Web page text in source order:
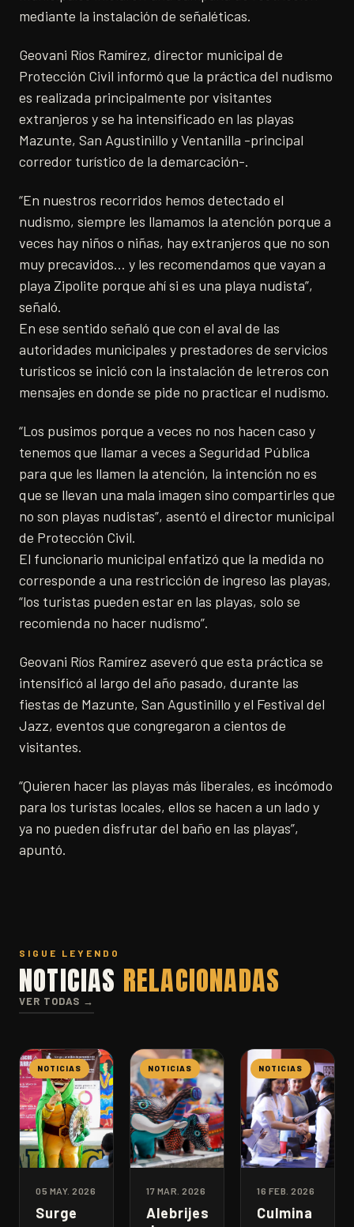
mediante la instalación de señaléticas.
Geovani Ríos Ramírez, director municipal de
Protección Civil informó que la práctica del nudismo
es realizada principalmente por visitantes
extranjeros y se ha intensificado en las playas
Mazunte, San Agustinillo y Ventanilla -principal
corredor turístico de la demarcación-.
“En nuestros recorridos hemos detectado el
nudismo, siempre les llamamos la atención porque a
veces hay niños o niñas, hay extranjeros que no son
muy precavidos… y les recomendamos que vayan a
playa Zipolite porque ahí si es una playa nudista”,
señaló.
En ese sentido señaló que con el aval de las
autoridades municipales y prestadores de servicios
turísticos se inició con la instalación de letreros con
mensajes en donde se pide no practicar el nudismo.
“Los pusimos porque a veces no nos hacen caso y
tenemos que llamar a veces a Seguridad Pública
para que les llamen la atención, la intención no es
que se llevan una mala imagen sino compartirles que
no son playas nudistas”, asentó el director municipal
de Protección Civil.
El funcionario municipal enfatizó que la medida no
corresponde a una restricción de ingreso las playas,
“los turistas pueden estar en las playas, solo se
recomienda no hacer nudismo”.
Geovani Ríos Ramírez aseveró que esta práctica se
intensificó al largo del año pasado, durante las
fiestas de Mazunte, San Agustinillo y el Festival del
Jazz, eventos que congregaron a cientos de
visitantes.
“Quieren hacer las playas más liberales, es incómodo
para los turistas locales, ellos se hacen a un lado y
ya no pueden disfrutar del baño en las playas”,
apuntó.
SIGUE LEYENDO
NOTICIAS RELACIONADAS
VER TODAS →
NOTICIAS
05 MAY. 2026
Surge
NOTICIAS
17 MAR. 2026
Alebrijes
NOTICIAS
16 FEB. 2026
Culmina